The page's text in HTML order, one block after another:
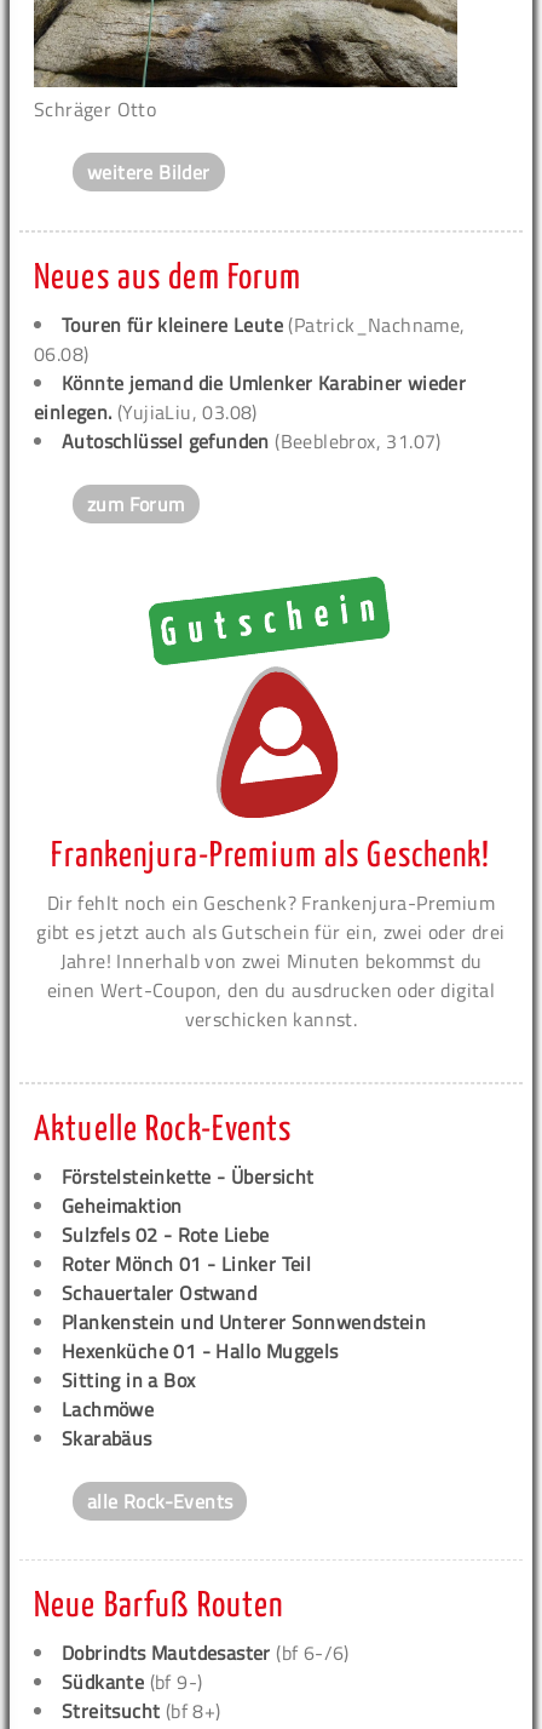
Schräger Otto
weitere Bilder
Neues aus dem Forum
Touren für kleinere Leute (Patrick_Nachname,
06.08)
Könnte jemand die Umlenker Karabiner wieder
einlegen. (YujiaLiu, 03.08)
Autoschlüssel gefunden (Beeblebrox, 31.07)
zum Forum
Frankenjura-Premium als Geschenk!
Dir fehlt noch ein Geschenk? Frankenjura-Premium
gibt es jetzt auch als Gutschein für ein, zwei oder drei
Jahre! Innerhalb von zwei Minuten bekommst du
einen Wert-Coupon, den du ausdrucken oder digital
verschicken kannst.
Aktuelle Rock-Events
Förstelsteinkette - Übersicht
Geheimaktion
Sulzfels 02 - Rote Liebe
Roter Mönch 01 - Linker Teil
Schauertaler Ostwand
Plankenstein und Unterer Sonnwendstein
Hexenküche 01 - Hallo Muggels
Sitting in a Box
Lachmöwe
Skarabäus
alle Rock-Events
Neue Barfuß Routen
Dobrindts Mautdesaster (bf 6-/6)
Südkante (bf 9-)
Streitsucht (bf 8+)